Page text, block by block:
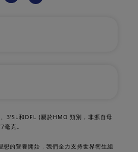
3’SL和 DFL ( 屬於HMO 類別，非源自母
毫克。
想的營養開始，我們全力支持世界衛生組